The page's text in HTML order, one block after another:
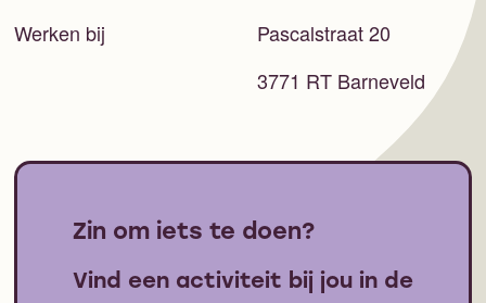
Werken bij
Pascalstraat 20
3771 RT Barneveld
Zin om iets te doen?
Vind een activiteit bij jou in de